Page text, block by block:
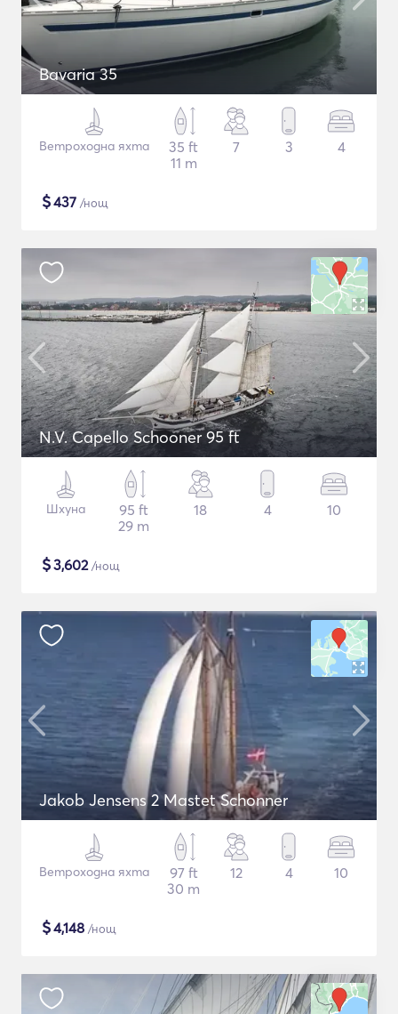
Bavaria 35
Ветроходна яхта
35 ft
11 m
7 3 4
$437 /нощ
N.V. Capello Schooner 95 ft
Шхуна
95 ft
29 m
18 4 10
$3,602/нощ
Jakob Jensens 2 Mastet Schonner
Ветроходна яхта
97 ft
30 m
12 4 10
$4,148 /нощ